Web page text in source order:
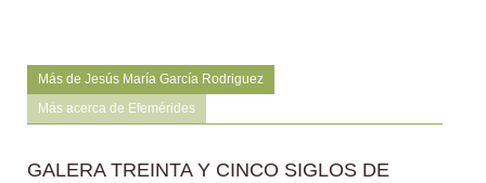
Más de Jesús María García Rodriguez
Más acerca de Efemérides
GALERA TREINTA Y CINCO SIGLOS DE